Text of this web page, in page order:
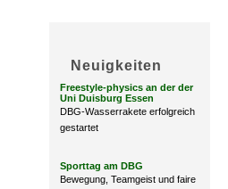
Neuigkeiten
Freestyle-physics an der der
Uni Duisburg Essen
DBG-Wasserrakete erfolgreich
gestartet
Sporttag am DBG
Bewegung, Teamgeist und faire